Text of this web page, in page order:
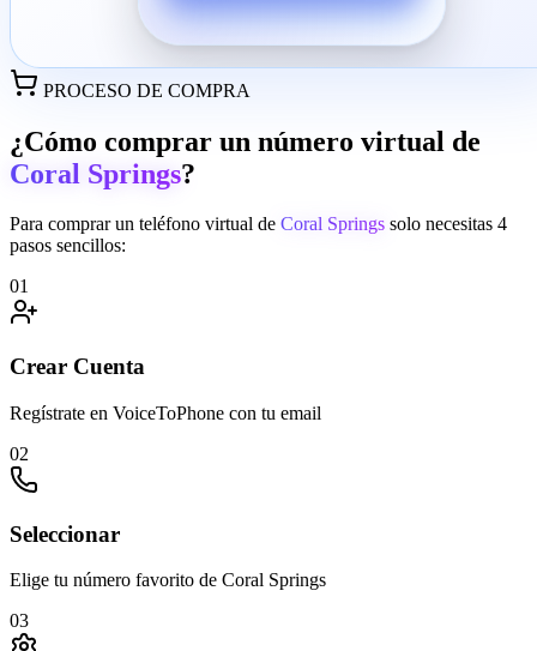
PROCESO DE COMPRA
¿Cómo comprar un número virtual de
Coral Springs?
Para comprar un teléfono virtual de Coral Springs solo necesitas 4
pasos sencillos:
01
Crear Cuenta
Regístrate en VoiceToPhone con tu email
02
Seleccionar
Elige tu número favorito de Coral Springs
03